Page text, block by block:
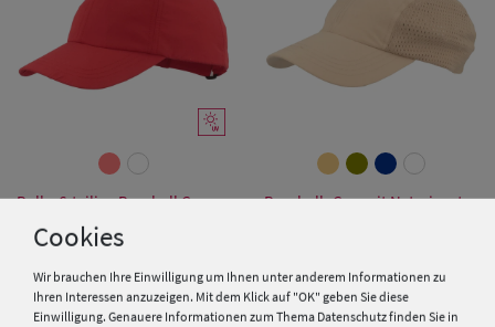
Balke 6-teilige Baseball Cap
Klettverschluss
12,95 €
Baseball- Cap mit Netzeinsatz
12,95 €
Cookies
Wir brauchen Ihre Einwilligung um Ihnen unter anderem Informationen zu
Ihren Interessen anzuzeigen. Mit dem Klick auf "OK" geben Sie diese
Einwilligung. Genauere Informationen zum Thema Datenschutz finden Sie in